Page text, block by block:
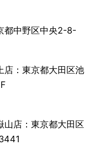
都中野区中央2-8-
：東京都大田区池
ア池上1F
店：東京都大田区